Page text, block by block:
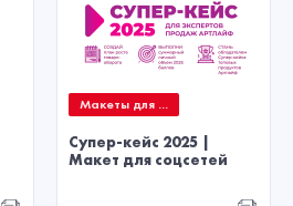
Макеты для ...
Супер-кейс 2025 |
Макет для соцсетей